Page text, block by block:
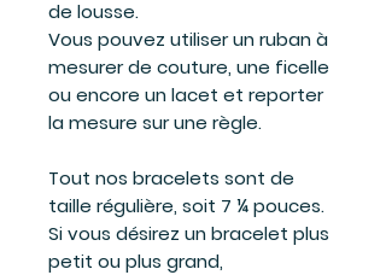
de lousse.
Vous pouvez utiliser un ruban à
mesurer de couture, une ficelle
ou encore un lacet et reporter
la mesure sur une règle.
Tout nos bracelets sont de
taille régulière, soit 7 ¼ pouces.
Si vous désirez un bracelet plus
petit ou plus grand,